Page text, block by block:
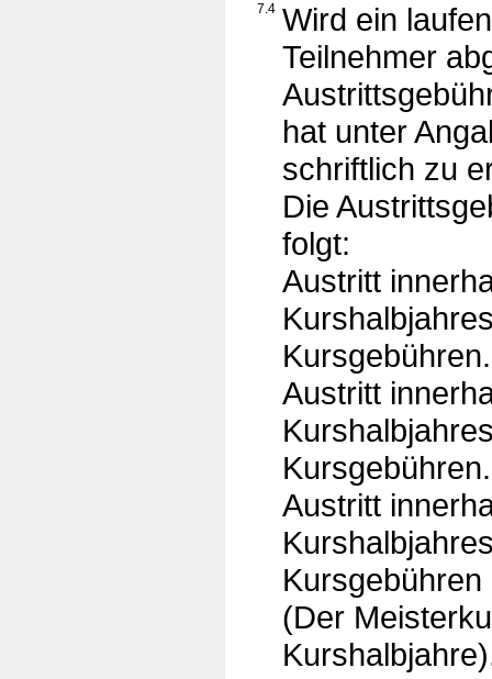
7.4 Wird ein
Teilnehmer
hat unter
schriftlich zu
Die
folgt:
Austritt
Kursgebühren.
Austritt
Kursgebühren.
Austritt
Kursgebühren
(Der